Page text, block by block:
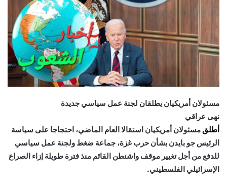
مسئولان أمريكيان يطلقان لجنة عمل سياسي جديدة
نهى عراقي
أطلقمسئولان أمريكيان استقالا العام الماضي، احتجاجا على سياسة
الرئيس جو بايدن بشأن حرب غزة، جماعة ضغط ولجنة عمل سياسي
للدفع من أجل تغيير موقف واشنطن القائم منذ فترة طويلة إزاء الصراع
الإسرائيلي الفلسطيني.